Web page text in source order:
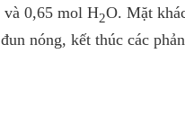
và 0,65 mol H2O. Mặt
đun nóng,­ kết thúc các